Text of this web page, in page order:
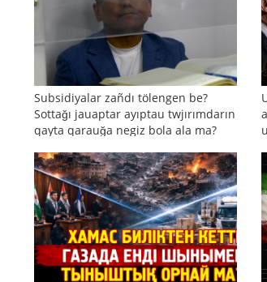
Subsidiyalar zañdı tölengen be?
Sottağı jauaptar ayıptau twjırımdarın
qayta qarauğa negiz bola ala ma?